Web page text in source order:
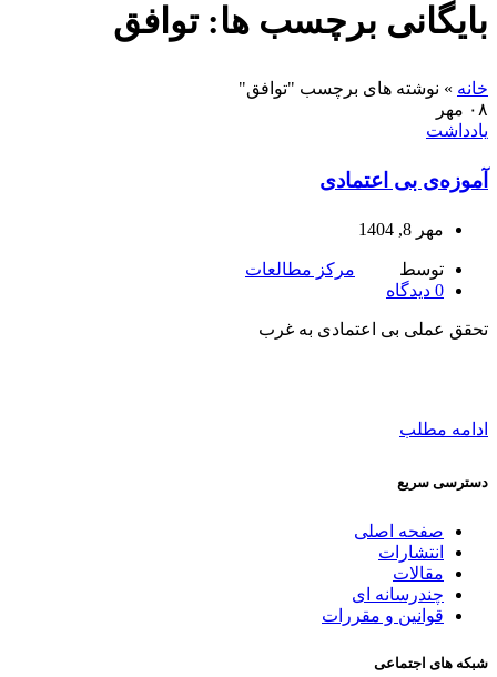
بایگانی برچسب ها: توافق
خانه » نوشته های برچسب "توافق"
۰۸ مهر
یادداشت
آموزه‌ی بی اعتمادی
مهر 8, 1404
توسط
مرکز مطالعات
0 دیدگاه
تحقق عملی بی‌ اعتمادی به غرب
ادامه مطلب
دسترسی سریع
صفحه اصلی
انتشارات
مقالات
چندرسانه ای
قوانین و مقررات
شبکه های اجتماعی